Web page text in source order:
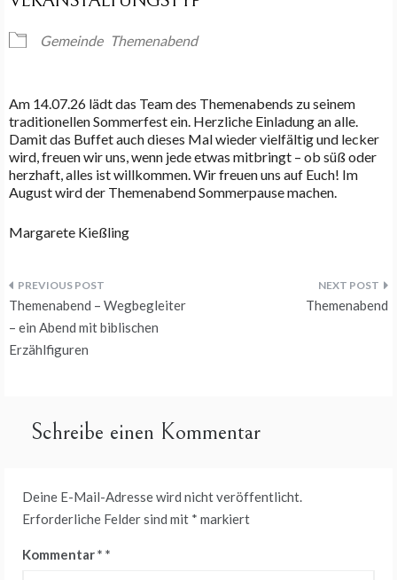
Gemeinde Themenabend
Am 14.07.26 lädt das Team des Themenabends zu seinem
traditionellen Sommerfest ein. Herzliche Einladung an alle.
Damit das Buffet auch dieses Mal wieder vielfältig und lecker
wird, freuen wir uns, wenn jede etwas mitbringt – ob süß oder
herzhaft, alles ist willkommen. Wir freuen uns auf Euch! Im
August wird der Themenabend Sommerpause machen.
Margarete Kießling
Beitragsnavigation
Themenabend – Wegbegleiter
– ein Abend mit biblischen
Erzählfiguren
Themenabend
Schreibe einen Kommentar
Deine E-Mail-Adresse wird nicht veröffentlicht.
Erforderliche Felder sind mit * markiert
Kommentar*